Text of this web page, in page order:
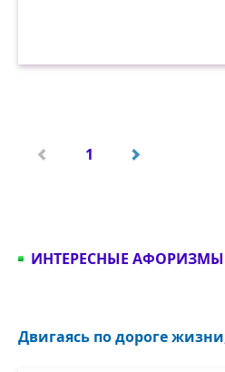
1
ИНТЕРЕСНЫЕ
Двигаясь по дороге